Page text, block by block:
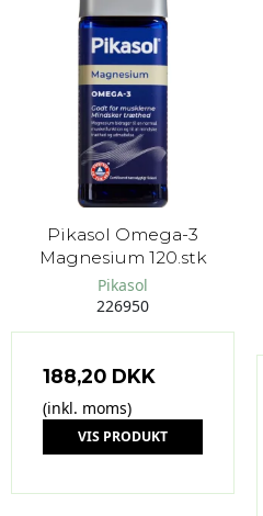
Pikasol Omega-3
Magnesium 120.stk
Pikasol
226950
188,20 DKK
(inkl. moms)
VIS PRODUKT